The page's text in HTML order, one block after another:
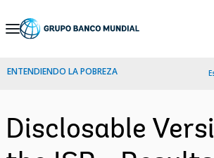
Skip
Navigation
ENTENDIENDO LA POBREZA
Disclosable